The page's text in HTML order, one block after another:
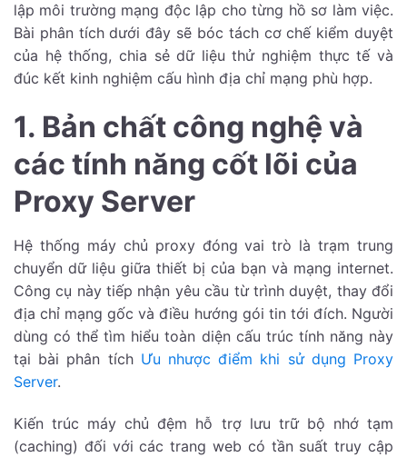
lập môi trường mạng độc lập cho từng hồ sơ làm việc.
Bài phân tích dưới đây sẽ bóc tách cơ chế kiểm duyệt
của hệ thống, chia sẻ dữ liệu thử nghiệm thực tế và
đúc kết kinh nghiệm cấu hình địa chỉ mạng phù hợp.
1. Bản chất công nghệ và
các tính năng cốt lõi của
Proxy Server
Hệ thống máy chủ proxy đóng vai trò là trạm trung
chuyển dữ liệu giữa thiết bị của bạn và mạng internet.
Công cụ này tiếp nhận yêu cầu từ trình duyệt, thay đổi
địa chỉ mạng gốc và điều hướng gói tin tới đích. Người
dùng có thể tìm hiểu toàn diện cấu trúc tính năng này
tại bài phân tích Ưu nhược điểm khi sử dụng Proxy
Server.
Kiến trúc máy chủ đệm hỗ trợ lưu trữ bộ nhớ tạm
(caching) đối với các trang web có tần suất truy cập